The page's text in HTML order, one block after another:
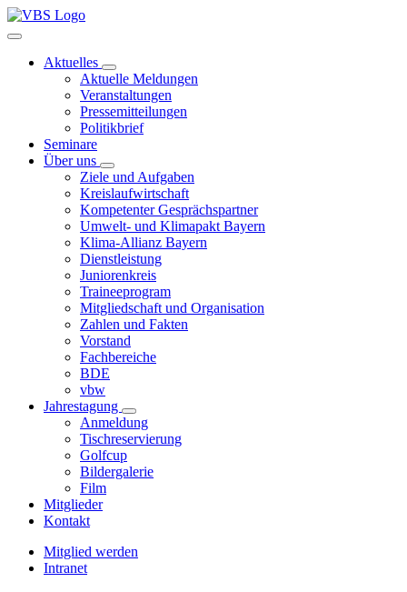
Aktuelles
Aktuelle Meldungen
Veranstaltungen
Pressemitteilungen
Politikbrief
Seminare
Über uns
Ziele und Aufgaben
Kreislaufwirtschaft
Kompetenter Gesprächspartner
Umwelt- und Klimapakt Bayern
Klima-Allianz Bayern
Dienstleistung
Juniorenkreis
Traineeprogram
Mitgliedschaft und Organisation
Zahlen und Fakten
Vorstand
Fachbereiche
BDE
vbw
Jahrestagung
Anmeldung
Tischreservierung
Golfcup
Bildergalerie
Film
Mitglieder
Kontakt
Mitglied werden
Intranet